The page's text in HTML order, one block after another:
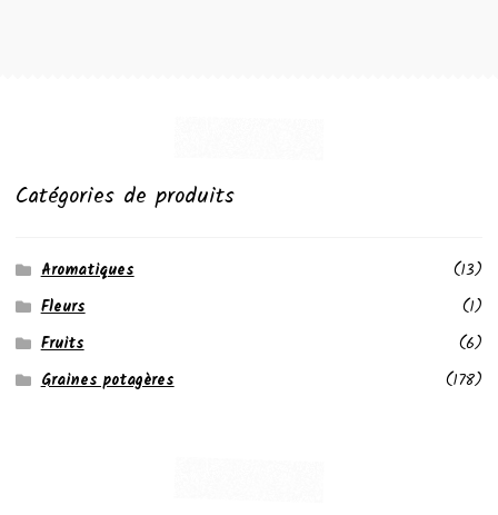
Catégories de produits
Aromatiques
(13)
Fleurs
(1)
Fruits
(6)
Graines potagères
(178)